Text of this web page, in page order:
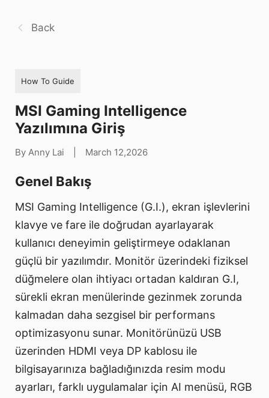
Back
How To Guide
MSI Gaming Intelligence
Yazılımına Giriş
By Anny Lai March 12,2026
Genel Bakış
MSI Gaming Intelligence (G.I.), ekran işlevlerini
klavye ve fare ile doğrudan ayarlayarak
kullanıcı deneyimin geliştirmeye odaklanan
güçlü bir yazılımdır. Monitör üzerindeki fiziksel
düğmelere olan ihtiyacı ortadan kaldıran G.I,
sürekli ekran menülerinde gezinmek zorunda
kalmadan daha sezgisel bir performans
optimizasyonu sunar. Monitörünüzü USB
üzerinden HDMI veya DP kablosu ile
bilgisayarınıza bağladığınızda resim modu
ayarları, farklı uygulamalar için AI menüsü, RGB